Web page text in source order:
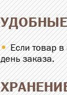
Если товар
день заказа.